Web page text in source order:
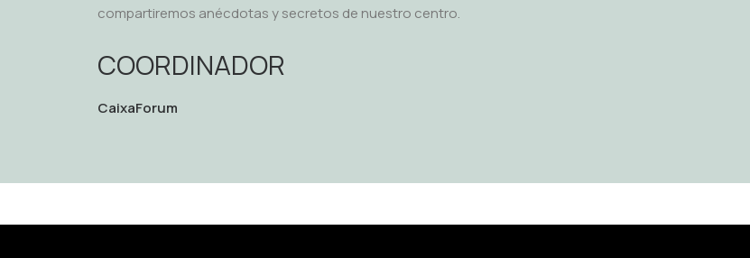
compartiremos anécdotas y secretos de nuestro centro.
COORDINADOR
CaixaForum